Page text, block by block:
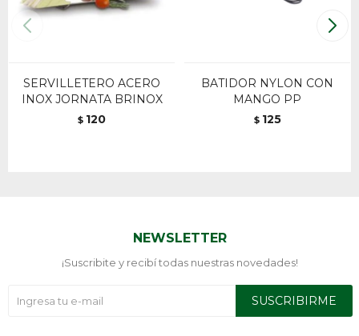
SERVILLETERO ACERO
INOX JORNATA BRINOX
$ 120
BATIDOR NYLON CON
MANGO PP
$ 125
NEWSLETTER
¡Suscribite y recibí todas nuestras novedades!
SUSCRIBIRME